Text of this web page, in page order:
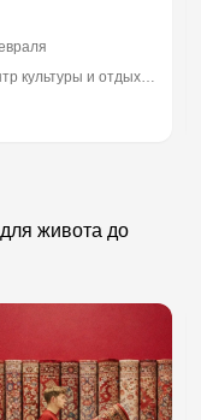
культуры и отдыха
живота до